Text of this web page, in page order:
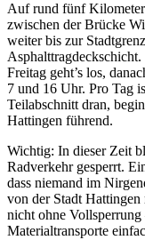
Auf rund fünf
zwischen der Brücke
weiter bis zur
Freitag geht’s los,
7 und 16 Uhr. Pro Tag
Teilabschnitt dran,
Hattingen führend.
Wichtig: In dieser Zeit
Radverkehr gesperrt.
dass niemand im
von der Stadt
nicht ohne
Materialtransporte